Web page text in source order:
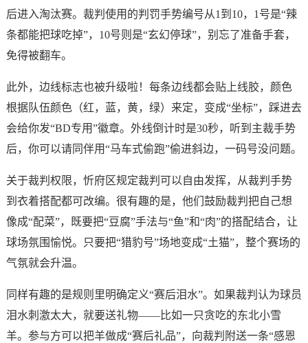
后进入淘汰赛。裁判使用的判罚手势编号从1到10，1号是“辣
条都能把球吃掉”，10号则是“玄幻停球”，别忘了准备手套，
免得被翻车。
此外，边线标志也被升级啦！每条边线都会贴上线胶，颜色
根据队伍颜色（红，蓝，黄，绿）来定，变成“坐标”，踩进去
会给你发“BD专用”徽章。外线倒计时是30秒，听到主裁手势
后，你可以请同伴用“马车式偷跑”偷进斜边，一码号没问题。
关于裁判权限，忻府区规定裁判可以自由发挥，从裁判手势
到衣着搭配都可改编。很有趣的是，他们鼓励裁判把自己想
像成“配菜”，既要把“豆腐”手法与“鱼”和“肉”的搭配结合，让
球场氛围愉悦。只要把“猎豹号”场地变成“土猫”，整个赛场的
气氛就会升温。
同样有趣的是规则里明确定义“赛后泪水”。如果裁判认为球员
泪水刺激太大，就要送礼物——比如一只贪吃的东北小雪
羊。参与方可以把羊做成“赛后礼品”，向裁判附送一条“感恩